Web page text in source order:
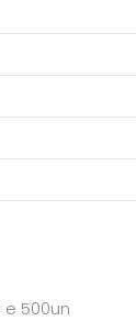
e 500un